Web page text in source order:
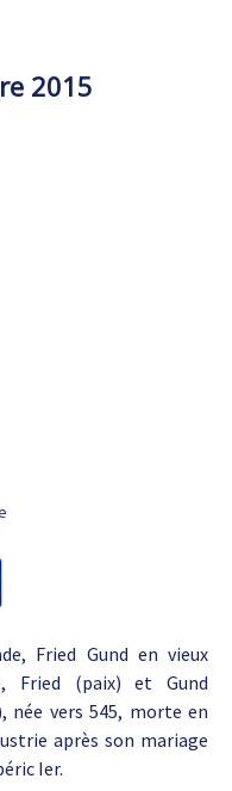
2015
Fried Gund en vieux
Fried (paix) et Gund
née vers 545, morte en
après son mariage
Ier.